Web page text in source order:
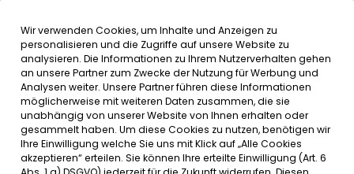
MENÜ
SERVICE
DATUMSMENÜ
JAHR WÄHLEN
Wir verwenden Cookies, um Inhalte und Anzeigen zu
personalisieren und die Zugriffe auf unsere Website zu
analysieren. Die Informationen zu Ihrem Nutzerverhalten gehen
an unsere Partner zum Zwecke der Nutzung für Werbung und
Analysen weiter. Unsere Partner führen diese Informationen
möglicherweise mit weiteren Daten zusammen, die sie
unabhängig von unserer Website von Ihnen erhalten oder
gesammelt haben. Um diese Cookies zu nutzen, benötigen wir
Ihre Einwilligung welche Sie uns mit Klick auf „Alle Cookies
akzeptieren“ erteilen. Sie können Ihre erteilte Einwilligung (Art. 6